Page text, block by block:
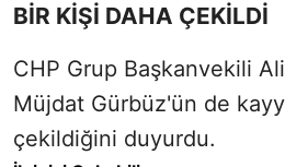
BİR KİŞİ DAHA ÇEKİLDİ
CHP Grup Başkanvekili
Müjdat Gürbüz'ün de
çekildiğini duyurdu.